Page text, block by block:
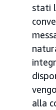
stati
alla